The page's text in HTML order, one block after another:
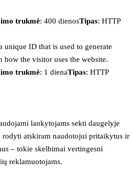
trukmė: 400 dienosTipas: HTTP
unique ID that is used to generate
how the visitor uses the website.
trukmė: 1 dienaTipas: HTTP
lankytojams sekti daugelyje
rodyti atskiram naudotojui pritaikytus ir
– tokie skelbimai vertingesni
reklamuotojams.